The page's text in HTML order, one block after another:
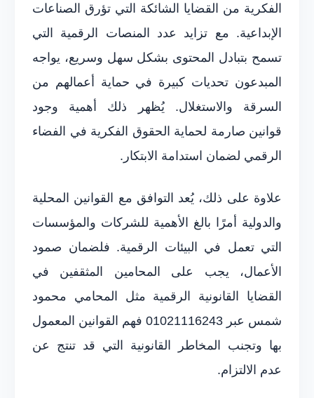
الفكرية من القضايا الشائكة التي تؤرق الصناعات
الإبداعية. مع تزايد عدد المنصات الرقمية التي
تسمح بتبادل المحتوى بشكل سهل وسريع، يواجه
المبدعون تحديات كبيرة في حماية أعمالهم من
السرقة والاستغلال. يُظهر ذلك أهمية وجود
قوانين صارمة لحماية الحقوق الفكرية في الفضاء
الرقمي لضمان استدامة الابتكار.
علاوة على ذلك، يُعد التوافق مع القوانين المحلية
والدولية أمرًا بالغ الأهمية للشركات والمؤسسات
التي تعمل في البيئات الرقمية. فلضمان صمود
الأعمال، يجب على المحامين المثقفين في
القضايا القانونية الرقمية مثل المحامي محمود
شمس عبر 01021116243 فهم القوانين المعمول
بها وتجنب المخاطر القانونية التي قد تنتج عن
عدم الالتزام.